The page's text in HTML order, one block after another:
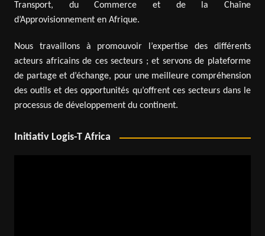
Transport, du Commerce et de la Chaîne
d’Approvisionnement en Afrique.
Nous travaillons à promouvoir l’expertise des différents
acteurs africains de ces secteurs ; et servons de plateforme
de partage et d’échange, pour une meilleure compréhension
des outils et des opportunités qu’offrent ces secteurs dans le
processus de développement du continent.
Initiativ Logis-T Africa